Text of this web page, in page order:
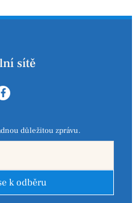
sítě
důležitou zprávu.
k odběru